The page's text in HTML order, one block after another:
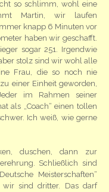
so schlimm, wohl eine
Martin, wir laufen
knapp 6 Minuten vor
haben wir geschafft.
sogar 251. Irgendwie
stolz sind wir wohl alle
Frau, die so noch nie
einer Einheit geworden,
im Rahmen seiner
als „Coach“ einen tollen
Ich weiß, wie gerne
duschen, dann zur
Schließlich sind
Meisterschaften“
wir sind dritter. Das darf